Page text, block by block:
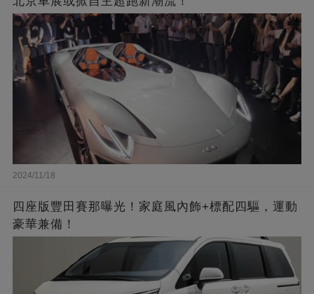
2024/11/18
四座版豐田賽那曝光！家庭風內飾+標配四驅，運動
豪華兼備！